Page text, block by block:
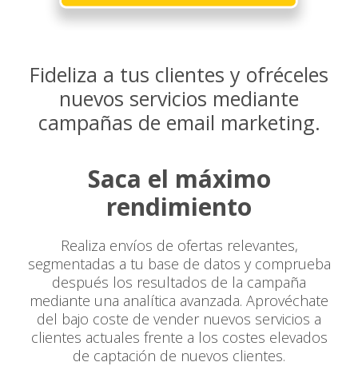
Fideliza a tus clientes y ofréceles
nuevos servicios mediante
campañas de email marketing.
Saca el máximo
rendimiento
Realiza envíos de ofertas relevantes,
segmentadas a tu base de datos y comprueba
después los resultados de la campaña
mediante una analítica avanzada. Aprovéchate
del bajo coste de vender nuevos servicios a
clientes actuales frente a los costes elevados
de captación de nuevos clientes.